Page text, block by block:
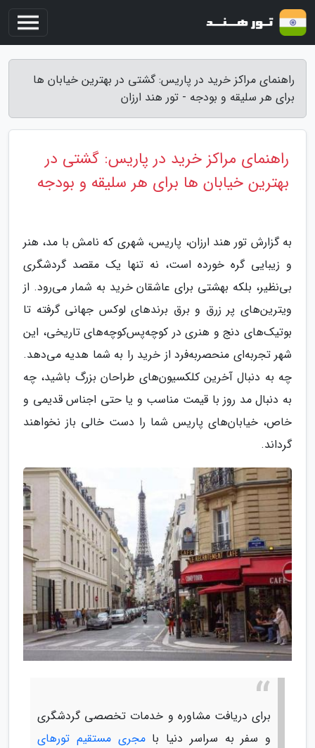
راهنمای مراکز خرید در پاریس: گشتی در بهترین خیابان ها
برای هر سلیقه و بودجه - تور هند ارزان
راهنمای مراکز خرید در پاریس: گشتی در
بهترین خیابان ها برای هر سلیقه و بودجه
به گزارش تور هند ارزان، پاریس، شهری که نامش با مد، هنر
و زیبایی گره خورده است، نه تنها یک مقصد گردشگری
بی‌نظیر، بلکه بهشتی برای عاشقان خرید به شمار می‌رود. از
ویترین‌های پر زرق و برق برندهای لوکس جهانی گرفته تا
بوتیک‌های دنج و هنری در کوچه‌پس‌کوچه‌های تاریخی، این
شهر تجربه‌ای منحصربه‌فرد از خرید را به شما هدیه می‌دهد.
چه به دنبال آخرین کلکسیون‌های طراحان بزرگ باشید، چه
به دنبال مد روز با قیمت مناسب و یا حتی اجناس قدیمی و
خاص، خیابان‌های پاریس شما را دست خالی باز نخواهند
گرداند.
برای دریافت مشاوره و خدمات تخصصی گردشگری
و سفر به سراسر دنیا بامجری مستقیم تورهای